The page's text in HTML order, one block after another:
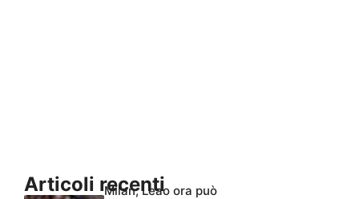
Articoli recenti
Milan, Leao ora può